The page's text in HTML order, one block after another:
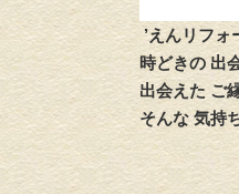
’えんリフ
時どきの 出
出会えた ご
そんな 気持